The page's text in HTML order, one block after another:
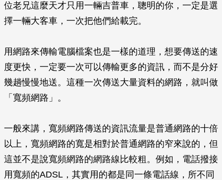
位老兄這麼天才只用一輛吉普車，聰明的你，一定是選
擇一輛大客車，一次把他們給載完。
用網路來傳輸電腦檔案也是一樣的道理，想要傳送的速
度更快，一定要一次可以傳輸更多的資訊，而不是分好
幾趟慢慢地送。這種一次傳送大量資料的網路，就叫做
「寬頻網路」。
一般來講，寬頻網路傳送的資訊流量是普通網路的十倍
以上，寬頻網路的寬是相對於普通網路的窄來說的，但
這並不是說寬頻網路的網路線比較粗。例如，電話撥接
用寬頻的ADSL，其實用的都是同一條電話線，所不同